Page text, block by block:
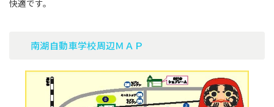
快適です。
南湖自動車学校周辺ＭＡＰ